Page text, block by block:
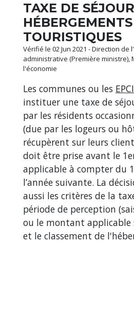
TAXE DE
HÉBERGEMENTS
TOURISTIQUES
Vérifié le 02 Jun 2021 - Direction
administrative (Première ministre),
l'économie
Les communes ou les EPCI
instituer une taxe de
par les résidents
(due par les logeurs ou
récupèrent sur leurs
doit être prise avant le 1
applicable à compter du 1
l’année suivante. La
aussi les critères de la
période de perception
ou le montant applicable
et le classement de